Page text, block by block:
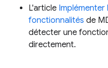
L'article
fonctionnalités de
détecter une
directement.